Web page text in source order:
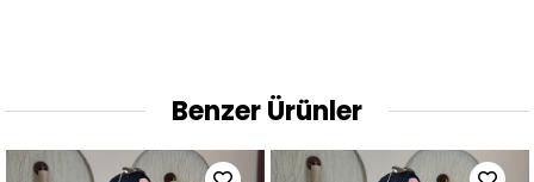
Benzer Ürünler